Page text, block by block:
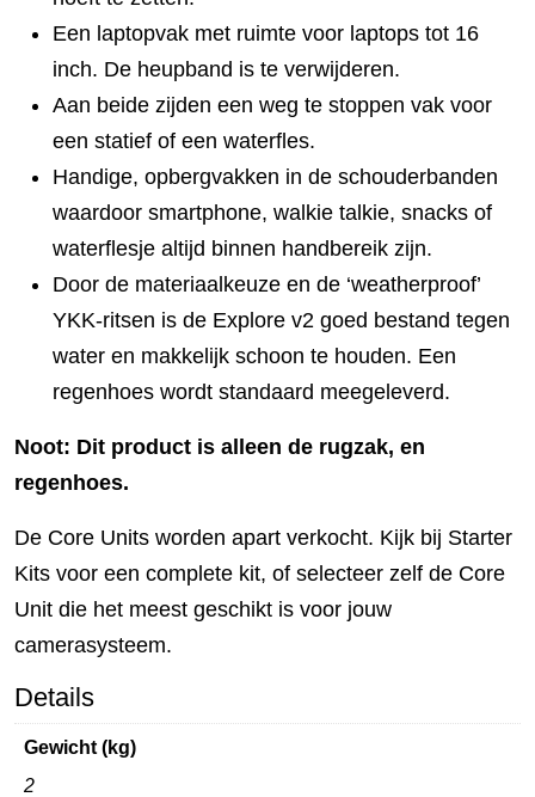
Een laptopvak met ruimte voor laptops tot 16
inch. De heupband is te verwijderen.
Aan beide zijden een weg te stoppen vak voor
een statief of een waterfles.
Handige, opbergvakken in de schouderbanden
waardoor smartphone, walkie talkie, snacks of
waterflesje altijd binnen handbereik zijn.
Door de materiaalkeuze en de ‘weatherproof’
YKK-ritsen is de Explore v2 goed bestand tegen
water en makkelijk schoon te houden. Een
regenhoes wordt standaard meegeleverd.
Noot: Dit product is alleen de rugzak, en
regenhoes.
De Core Units worden apart verkocht. Kijk bij Starter
Kits voor een complete kit, of selecteer zelf de Core
Unit die het meest geschikt is voor jouw
camerasysteem.
Details
Gewicht (kg)
2